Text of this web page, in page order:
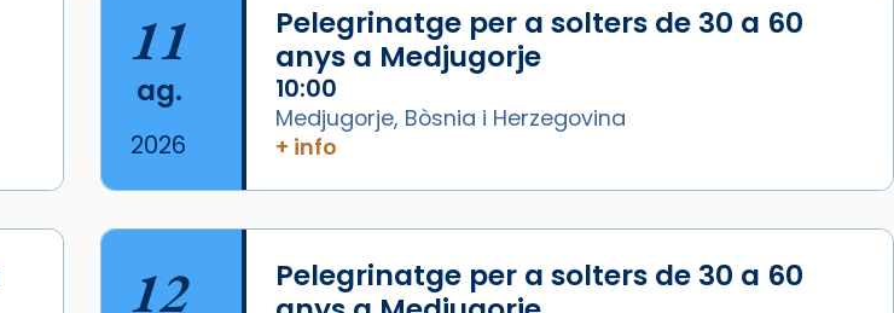
11
ag.
2026
Pelegrinatge per a solters de 30 a 60
anys a Medjugorje
10:00
Medjugorje, Bòsnia i Herzegovina
+ info
12
Pelegrinatge per a solters de 30 a 60